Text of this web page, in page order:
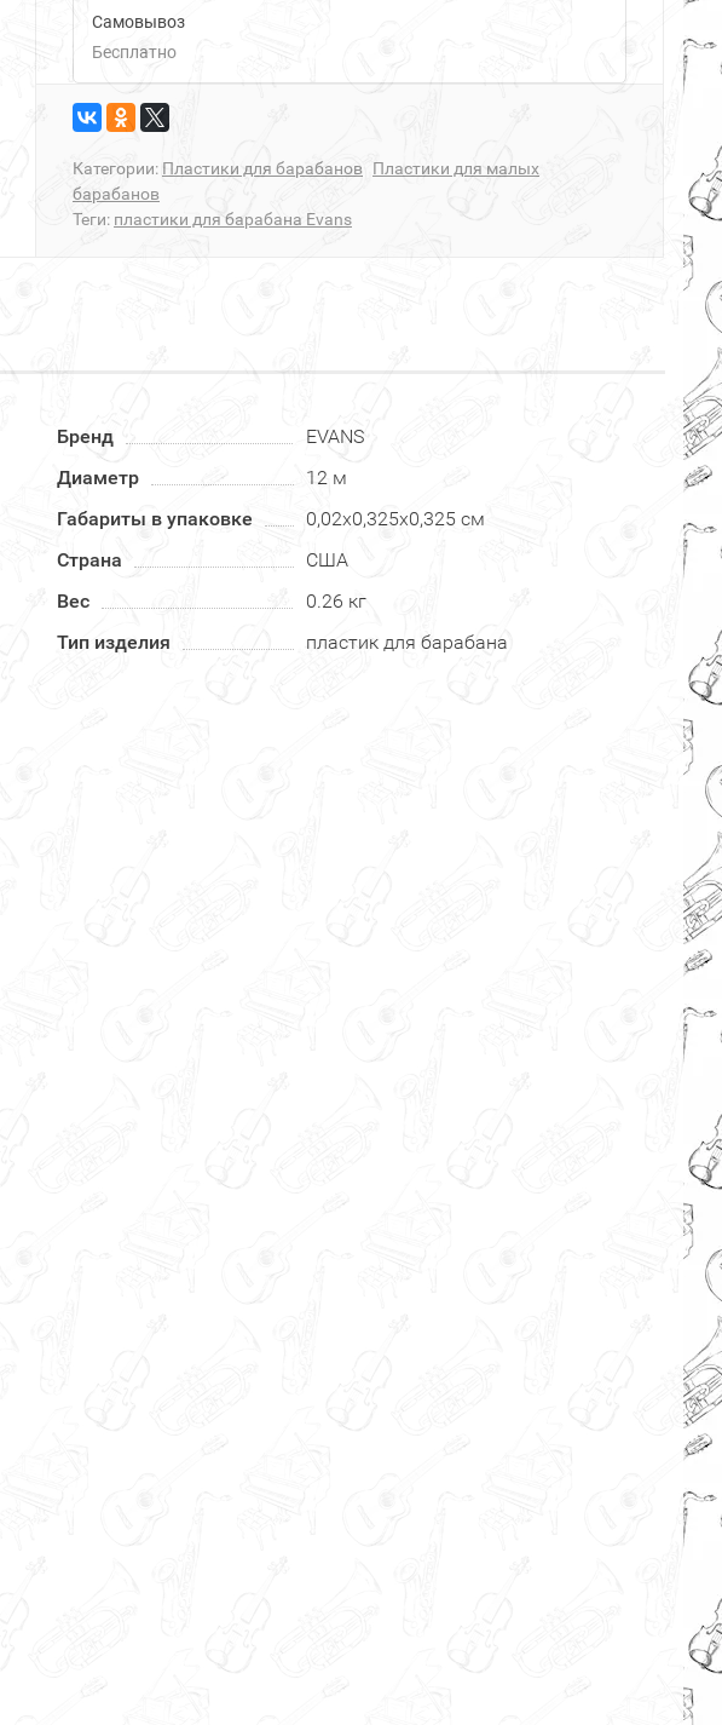
Самовывоз
Бесплатно
Категории: Пластики для барабанов
Пластики для малых
барабанов
Теги: пластики для барабана Evans
Бренд
EVANS
Диаметр
12 м
Габариты в упаковке
0,02х0,325х0,325 см
Страна
США
Вес
0.26 кг
Тип изделия
пластик для барабана